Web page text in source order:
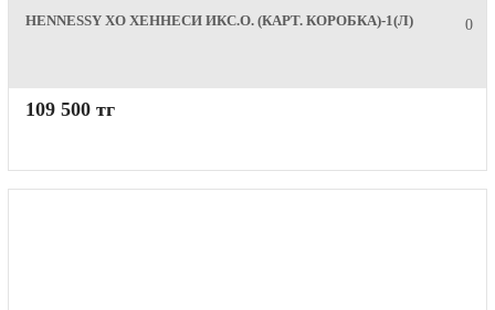
0
HENNESSY XO ХЕННЕСИ ИКС.О. (КАРТ. КОРОБКА)-1(Л)
109 500 тг